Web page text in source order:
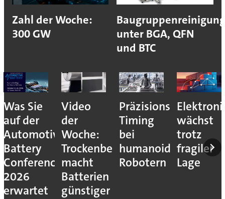
Zahl der Woche:
300 GW
Baugruppenreinigung
unter BGA, QFN
und BTC
Video
der
Woche:
Trockenbeschichtung
macht
Batterien
günstiger
Präzisions-
Timing
bei
humanoiden
Robotern
wächst
trotz
fragiler
Lage
Joynext
und
Nextchip
ADAS-